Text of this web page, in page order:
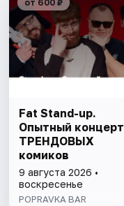
от 600 ₽
Fat Stand-up.
Опытный концерт
ТРЕНДОВЫХ
комиков
9 августа 2026 •
воскресенье
POPRAVKA BAR